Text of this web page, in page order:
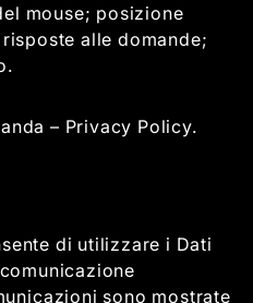
mouse; posizione
alle domande;
– Privacy Policy.
di utilizzare i Dati
sono mostrate